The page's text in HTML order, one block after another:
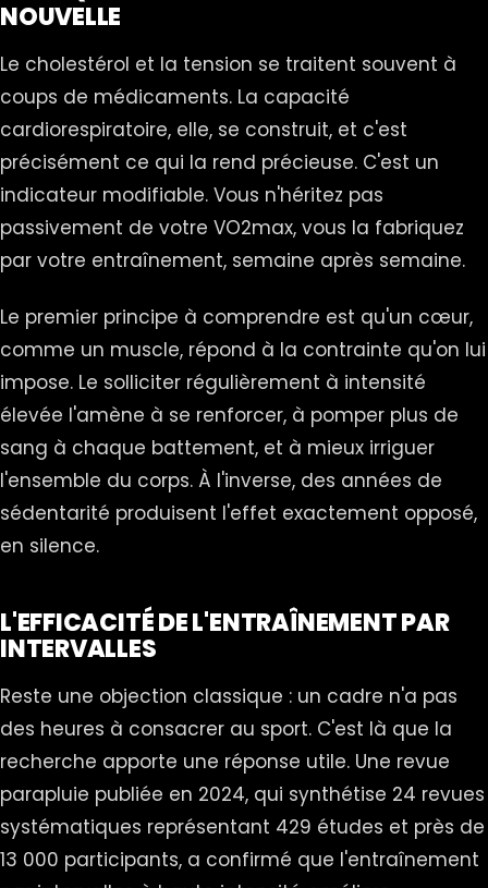
NOUVELLE
Le cholestérol et la tension se traitent souvent à
coups de médicaments. La capacité
cardiorespiratoire, elle, se construit, et c'est
précisément ce qui la rend précieuse. C'est un
indicateur modifiable. Vous n'héritez pas
passivement de votre VO2max, vous la fabriquez
par votre entraînement, semaine après semaine.
Le premier principe à comprendre est qu'un cœur,
comme un muscle, répond à la contrainte qu'on lui
impose. Le solliciter régulièrement à intensité
élevée l'amène à se renforcer, à pomper plus de
sang à chaque battement, et à mieux irriguer
l'ensemble du corps. À l'inverse, des années de
sédentarité produisent l'effet exactement opposé,
en silence.
L'EFFICACITÉ DE L'ENTRAÎNEMENT PAR
INTERVALLES
Reste une objection classique : un cadre n'a pas
des heures à consacrer au sport. C'est là que la
recherche apporte une réponse utile. Une revue
parapluie publiée en 2024, qui synthétise 24 revues
systématiques représentant 429 études et près de
13 000 participants, a confirmé que l'entraînement